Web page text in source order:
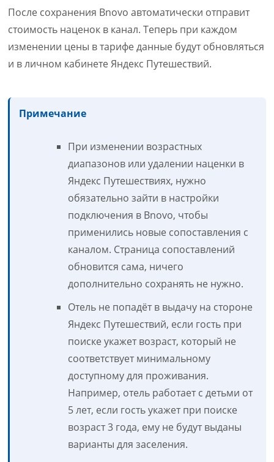
После сохранения Bnovo автоматически отправит
стоимость наценок в канал. Теперь при каждом
изменении цены в тарифе данные будут обновляться
и в личном кабинете Яндекс Путешествий.
Примечание
При изменении возрастных
диапазонов или удалении наценки в
Яндекс Путешествиях, нужно
обязательно зайти в настройки
подключения в Bnovo, чтобы
применились новые сопоставления с
каналом. Страница сопоставлений
обновится сама, ничего
дополнительно сохранять не нужно.
Отель не попадёт в выдачу на стороне
Яндекс Путешествий, если гость при
поиске укажет возраст, который не
соответствует минимальному
доступному для проживания.
Например, отель работает с детьми от
5 лет, если гость укажет при поиске
возраст 3 года, ему не будут выданы
варианты для заселения.